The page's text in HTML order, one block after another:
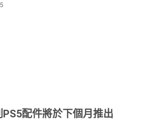
配件將於下個月推出